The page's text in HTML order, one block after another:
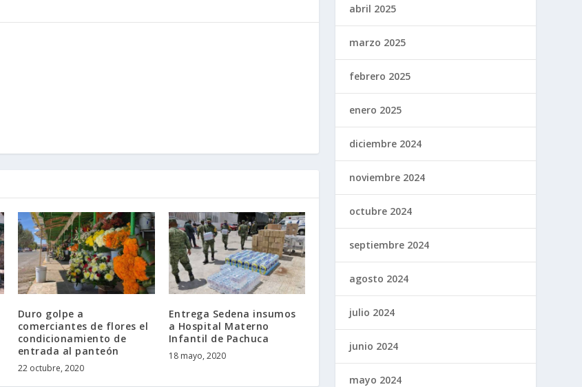
Duro golpe a
comerciantes de flores el
condicionamiento de
entrada al panteón
22 octubre, 2020
Entrega Sedena insumos
a Hospital Materno
Infantil de Pachuca
18 mayo, 2020
abril 2025
marzo 2025
febrero 2025
enero 2025
diciembre 2024
noviembre 2024
octubre 2024
septiembre 2024
agosto 2024
julio 2024
junio 2024
mayo 2024